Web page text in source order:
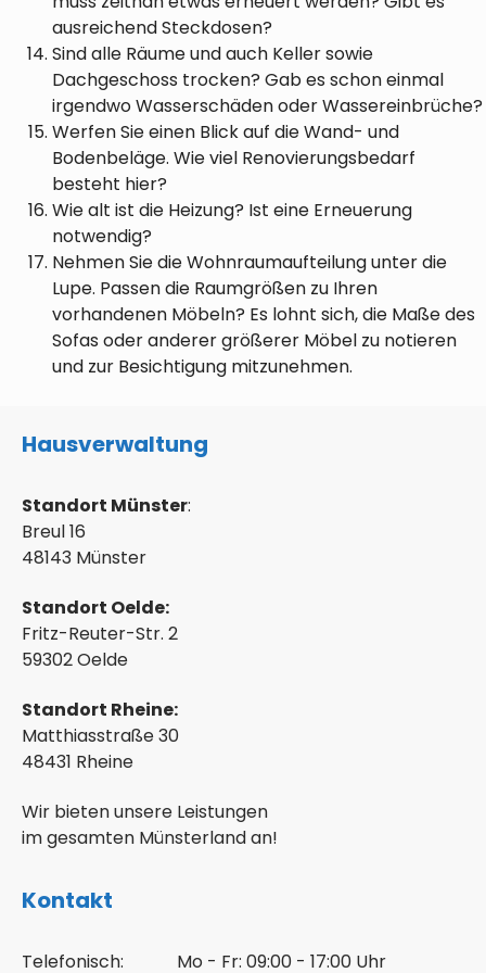
ausreichend Steckdosen?
Sind alle Räume und auch Keller sowie
Dachgeschoss trocken? Gab es schon einmal
irgendwo Wasserschäden oder Wassereinbrüche?
Werfen Sie einen Blick auf die Wand- und
Bodenbeläge. Wie viel Renovierungsbedarf
besteht hier?
Wie alt ist die Heizung? Ist eine Erneuerung
notwendig?
Nehmen Sie die Wohnraumaufteilung unter die
Lupe. Passen die Raumgrößen zu Ihren
vorhandenen Möbeln? Es lohnt sich, die Maße des
Sofas oder anderer größerer Möbel zu notieren
und zur Besichtigung mitzunehmen.
Hausverwaltung
Standort Münster:
Breul 16
48143 Münster
Standort Oelde:
Fritz-Reuter-Str. 2
59302 Oelde
Standort Rheine:
Matthiasstraße 30
48431 Rheine
Wir bieten unsere Leistungen
im gesamten Münsterland an!
Kontakt
Telefonisch: Mo - Fr: 09:00 - 17:00 Uhr